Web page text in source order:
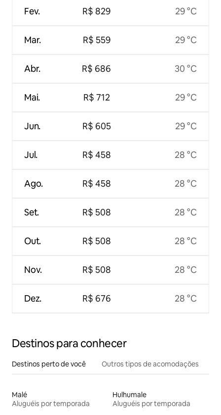
Fev.
Mar.
Abr.
Mai.
Jun.
Jul.
Ago.
Set.
Out.
Nov.
Dez.
R$ 829
R$ 559
R$ 686
R$ 712
R$ 605
R$ 458
R$ 458
R$ 508
R$ 508
R$ 508
R$ 676
29 °C
29 °C
30 °C
29 °C
29 °C
28 °C
28 °C
28 °C
28 °C
28 °C
28 °C
Destinos para conhecer
Destinos perto de você Outros tipos de acomodações
Malé
Aluguéis por temporada
Hulhumale
Aluguéis por temporada